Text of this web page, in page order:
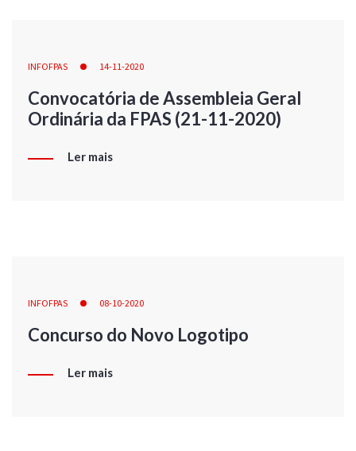
INFOFPAS 14-11-2020
Convocatória de Assembleia Geral
Ordinária da FPAS (21-11-2020)
Ler mais
INFOFPAS 08-10-2020
Concurso do Novo Logotipo
Ler mais